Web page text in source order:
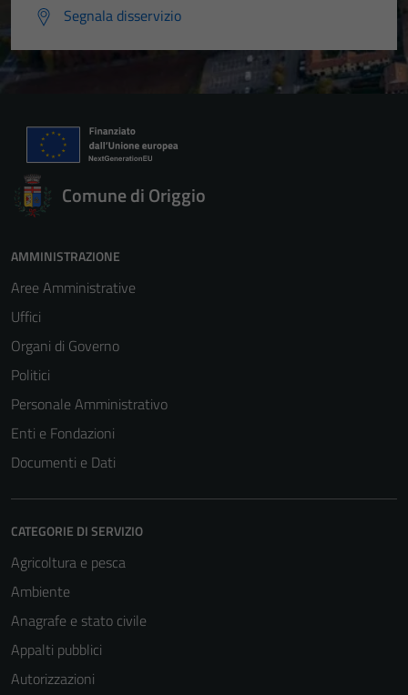
Segnala disservizio
Comune di Origgio
AMMINISTRAZIONE
Aree Amministrative
Uffici
Organi di Governo
Politici
Personale Amministrativo
Enti e Fondazioni
Documenti e Dati
CATEGORIE DI SERVIZIO
Agricoltura e pesca
Ambiente
Anagrafe e stato civile
Appalti pubblici
Autorizzazioni